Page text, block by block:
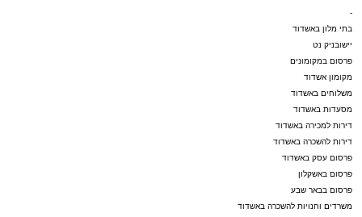
-
בתי מלון באשדוד
יישובניק נט
פרסום במקומונים
מקומון אשדוד
משלוחים באשדוד
מסעדות באשדוד
דירות למכירה באשדוד
דירות להשכרה באשדוד
פרסום עסק באשדוד
פרסום באשקלון
פרסום בבאר שבע
משרדים וחנויות להשכרה באשדוד